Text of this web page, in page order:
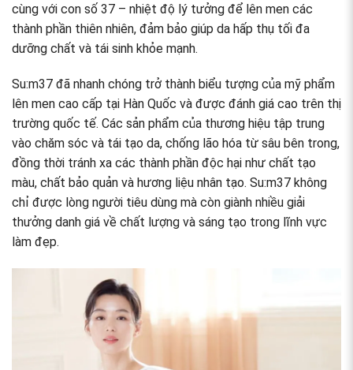
cùng với con số 37 – nhiệt độ lý tưởng để lên men các
thành phần thiên nhiên, đảm bảo giúp da hấp thụ tối đa
dưỡng chất và tái sinh khỏe mạnh.
Su:m37 đã nhanh chóng trở thành biểu tượng của mỹ phẩm
lên men cao cấp tại Hàn Quốc và được đánh giá cao trên thị
trường quốc tế. Các sản phẩm của thương hiệu tập trung
vào chăm sóc và tái tạo da, chống lão hóa từ sâu bên trong,
đồng thời tránh xa các thành phần độc hại như chất tạo
màu, chất bảo quản và hương liệu nhân tạo. Su:m37 không
chỉ được lòng người tiêu dùng mà còn giành nhiều giải
thưởng danh giá về chất lượng và sáng tạo trong lĩnh vực
làm đẹp.